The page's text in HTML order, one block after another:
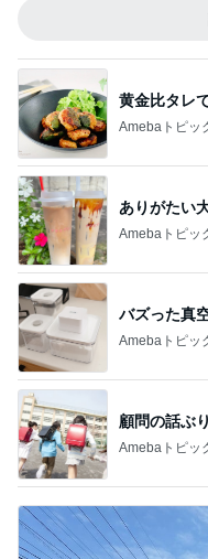
黄金比タレ
Amebaトピッ
ありがたい
Amebaトピッ
バズった真
Amebaトピッ
顧問の話ぶ
Amebaトピッ